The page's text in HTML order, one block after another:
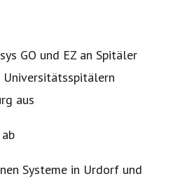
GO und EZ an Spitäler
Universitätsspitälern
aus
Systeme in Urdorf und